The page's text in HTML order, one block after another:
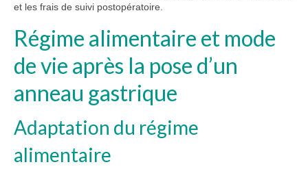
et les frais de suivi postopératoire.
Régime alimentaire et mode
de vie après la pose d’un
anneau gastrique
Adaptation du régime
alimentaire